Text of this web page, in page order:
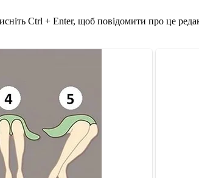
Ctrl + Enter, щоб повідомити про це